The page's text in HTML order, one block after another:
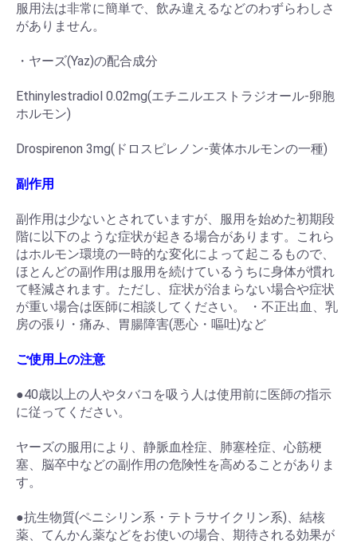
お買い物を続ける
服用法は非常に簡単で、飲み違えるなどのわずらわしさ
がありません。
・ヤーズ(Yaz)の配合成分
Ethinylestradiol 0.02mg(エチニルエストラジオール-卵胞
ホルモン)
Drospirenon 3mg(ドロスピレノン-黄体ホルモンの一種)
副作用
副作用は少ないとされていますが、服用を始めた初期段
階に以下のような症状が起きる場合があります。これら
はホルモン環境の一時的な変化によって起こるもので、
ほとんどの副作用は服用を続けているうちに身体が慣れ
て軽減されます。ただし、症状が治まらない場合や症状
が重い場合は医師に相談してください。 ・不正出血、乳
房の張り・痛み、胃腸障害(悪心・嘔吐)など
ご使用上の注意
●40歳以上の人やタバコを吸う人は使用前に医師の指示
に従ってください。
ヤーズの服用により、静脈血栓症、肺塞栓症、心筋梗
塞、脳卒中などの副作用の危険性を高めることがありま
す。
●抗生物質(ペニシリン系・テトラサイクリン系)、結核
薬、てんかん薬などをお使いの場合、期待される効果が